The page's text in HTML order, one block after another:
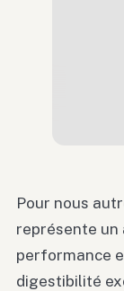
Pour nous
représente un
performance
digestibilité